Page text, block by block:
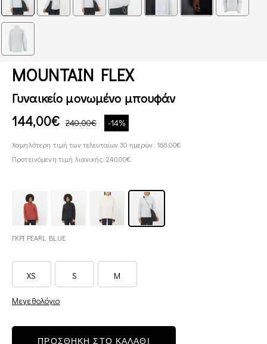
MOUNTAIN FLEX
Γυναικείο μονωμένο μπουφάν
144,00€ 240,00€ -14%
Χαμηλότερη τιμή των τελευταίων 30 ημερών: 168,00€
Προτεινόμενη τιμή λιανικής: 240,00€
ΓΚΡΙ PEARL BLUE
XS S M
Μεγεθολόγιο
ΠΡΟΣΘΗΚΗ ΣΤΟ ΚΑΛΑΘΙ